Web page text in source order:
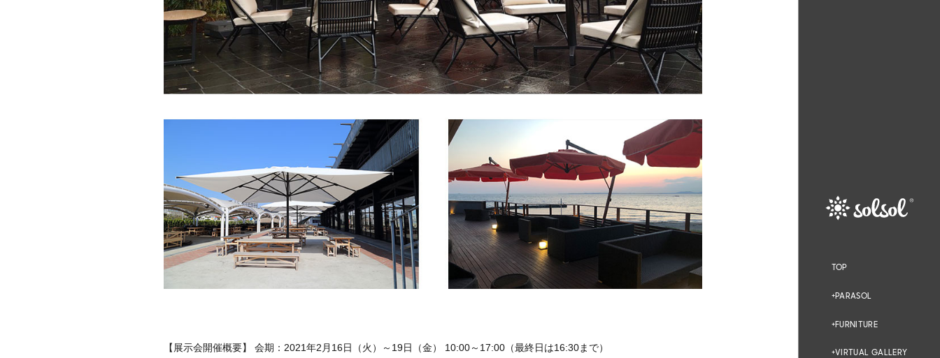
TOP
PARASOL
FURNITURE
VIRTUAL GALLERY
【展示会開催概要】
会期：2021年2月16日（火）～19日（金） 10:00～17:00（最終日は16:30まで）